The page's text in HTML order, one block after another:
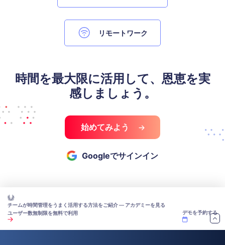
リモートワーク
時間を最大限に活用して、恩恵を実
感しましょう。
始めてみよう
Googleでサインイン
チームが時間管理をうまく活用する方法をご紹介 — アカデミーを見る
ユーザー数無制限を無料で利用
デモを予約する